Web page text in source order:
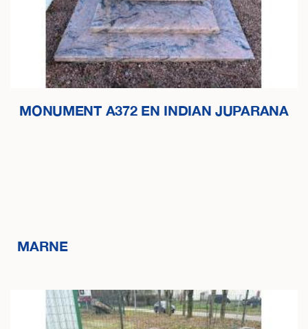
MONUMENT A372 EN INDIAN JUPARANA
MARNE